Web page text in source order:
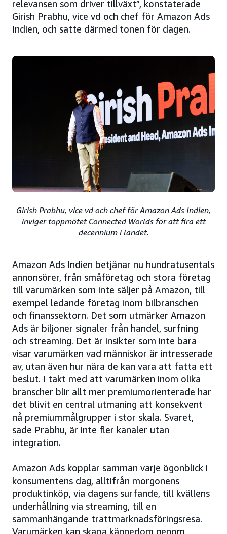
relevansen som driver tillväxt”, konstaterade
Girish Prabhu, vice vd och chef för Amazon Ads
Indien, och satte därmed tonen för dagen.
Girish Prabhu, vice vd och chef för Amazon Ads Indien,
inviger toppmötet Connected Worlds för att fira ett
decennium i landet.
Amazon Ads Indien betjänar nu hundratusentals
annonsörer, från småföretag och stora företag
till varumärken som inte säljer på Amazon, till
exempel ledande företag inom bilbranschen
och finanssektorn. Det som utmärker Amazon
Ads är biljoner signaler från handel, surfning
och streaming. Det är insikter som inte bara
visar varumärken vad människor är intresserade
av, utan även hur nära de kan vara att fatta ett
beslut. I takt med att varumärken inom olika
branscher blir allt mer premiumorienterade har
det blivit en central utmaning att konsekvent
nå premiummålgrupper i stor skala. Svaret,
sade Prabhu, är inte fler kanaler utan
integration.
Amazon Ads kopplar samman varje ögonblick i
konsumentens dag, alltifrån morgonens
produktinköp, via dagens surfande, till kvällens
underhållning via streaming, till en
sammanhängande trattmarknadsföringsresa.
Varumärken kan skapa kännedom genom